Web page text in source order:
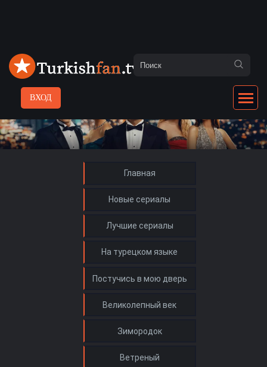
ВХОД
Главная
Новые сериалы
Лучшие сериалы
На турецком языке